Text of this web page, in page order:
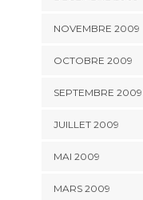
NOVEMBRE 2009
OCTOBRE 2009
SEPTEMBRE 2009
JUILLET 2009
MAI 2009
MARS 2009